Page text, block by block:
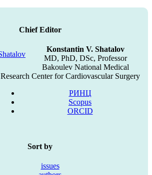
Chief Editor
Konstantin V. Shatalov
MD, PhD, DSc, Professor
Bakoulev National Medical
Research Center for Cardiovascular Surgery
РИНЦ
Scopus
ORCID
Sort by
issues